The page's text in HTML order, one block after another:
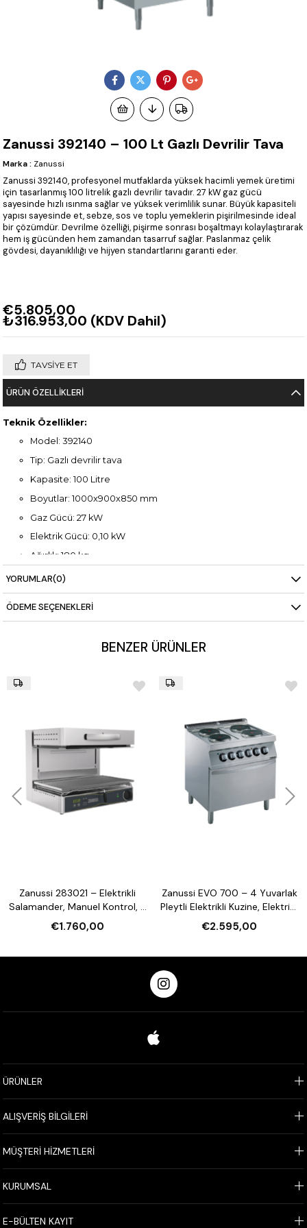
Zanussi 392140 – 100 Lt Gazlı Devrilir Tava
Marka : Zanussi
Zanussi 392140, profesyonel mutfaklarda yüksek hacimli yemek üretimi
için tasarlanmış 100 litrelik gazlı devrilir tavadır. 27 kW gaz gücü
sayesinde hızlı ısınma sağlar ve yüksek verimlilik sunar. Büyük kapasiteli
yapısı sayesinde et, sebze, sos ve toplu yemeklerin pişirilmesinde ideal
bir çözümdür. Devrilme özelliği, pişirme sonrası boşaltmayı kolaylaştırarak
hem iş gücünden hem zamandan tasarruf sağlar. Paslanmaz çelik
gövdesi, dayanıklılığı ve hijyen standartlarını garanti eder.
€5.805,00
₺316.953,00 (KDV Dahil)
TAVSIYE ET
ÜRÜN ÖZELLIKLERI
Teknik Özellikler:
Model: 392140
Tip: Gazlı devrilir tava
Kapasite: 100 Litre
Boyutlar: 1000x900x850 mm
Gaz Gücü: 27 kW
Elektrik Gücü: 0,10 kW
Ağırlık: 180 kg
Büyük kapasiteli endüstriyel tasarım
Devrilme özelliği ile kolay boşaltma
Paslanmaz çelik gövde
YORUMLAR(0)
ÖDEME SEÇENEKLERI
BENZER ÜRÜNLER
Zanussi 283021 – Elektrikli
Salamander, Manuel Kontrol, 3
Tarafı Açık, 600 mm
€1.760,00
Zanussi EVO 700 – 4 Yuvarlak
Pleytli Elektrikli Kuzine, Elektrikli
Fırınlı (372016)
€2.595,00
ÜRÜNLER
ALIŞVERİŞ BİLGİLERİ
MÜŞTERİ HİZMETLERİ
KURUMSAL
E-BÜLTEN KAYIT